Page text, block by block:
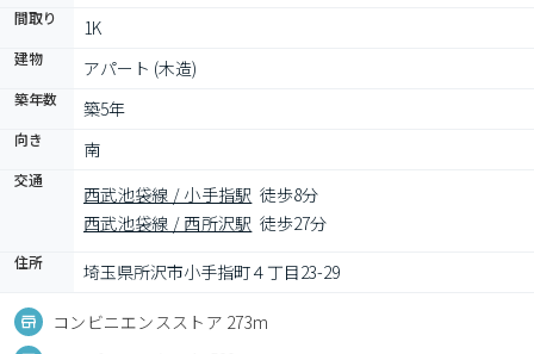
間取り 1K
建物 アパート (木造)
築年数 築5年
向き 南
交通
西武池袋線 / 小手指駅 徒歩8分
西武池袋線 / 西所沢駅 徒歩27分
住所 埼玉県所沢市小手指町４丁目23-29
コンビニエンスストア 273m